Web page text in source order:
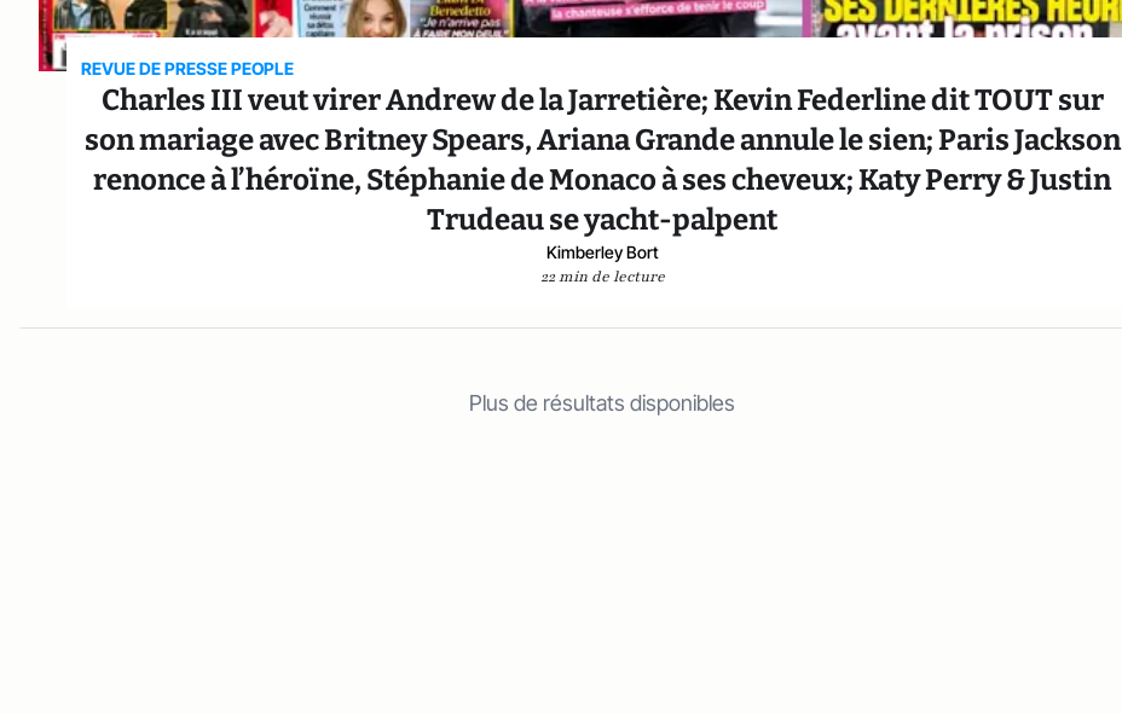
REVUE DE PRESSE PEOPLE
Charles III veut virer Andrew de la Jarretière; Kevin Federline dit TOUT sur
son mariage avec Britney Spears, Ariana Grande annule le sien; Paris Jackson
renonce à l’héroïne, Stéphanie de Monaco à ses cheveux; Katy Perry & Justin
Trudeau se yacht-palpent
Kimberley Bort
22 min de lecture
Plus de résultats disponibles